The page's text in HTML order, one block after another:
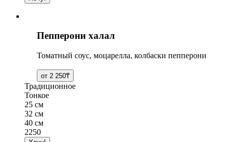
Пепперони халал
Томатный соус, моцарелла, колбаски пепперони
Традиционное
Тонкое
25 см
32 см
40 см
2250